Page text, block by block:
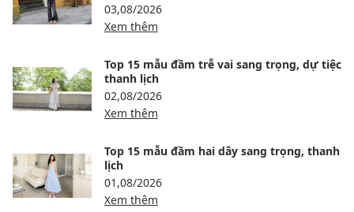
03,08/2026
Xem thêm
Top 15 mẫu đầm trễ vai sang trọng, dự tiệc
thanh lịch
02,08/2026
Xem thêm
Top 15 mẫu đầm hai dây sang trọng, thanh
lịch
01,08/2026
Xem thêm